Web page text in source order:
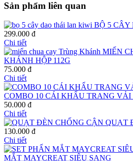
Sản phẩm liên quan
BỘ 5
299.000 đ
Chi tiết
MIẾN
KHÁNH HỘP 112G
75.000 đ
Chi tiết
COMBO 10 CÁI KHẨU TRANG VẢI
50.000 đ
Chi tiết
QUẠT
130.000 đ
Chi tiết
MẮT MAYCREAT SIÊU SANG